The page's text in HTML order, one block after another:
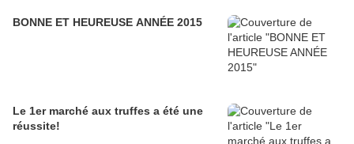
BONNE ET HEUREUSE ANNÉE 2015
Le 1er marché aux truffes a été une
réussite!